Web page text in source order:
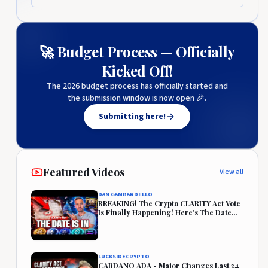
🚀 Budget Process — Officially
Kicked Off!
The 2026 budget process has officially started and
the submission window is now open 🎉.
Submitting here!
Featured Videos View all
DAN GAMBARDELLO
BREAKING! The Crypto CLARITY Act Vote
Is Finally Happening! Here's The Date...
LUCKSIDECRYPTO
CARDANO ADA - Major Changes Last 24